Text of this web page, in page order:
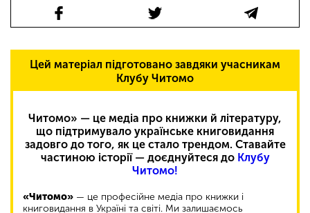
Цей матеріал підготовано завдяки учасникам
Клубу Читомо
Читомо» — це медіа про книжки й літературу,
що підтримувало українське книговидання
задовго до того, як це стало трендом. Ставайте
частиною історії — доєднуйтеся до Клубу
Читомо!
«Читомо» — це професійне медіа про книжки і
книговидання в Україні та світі. Ми залишаємось